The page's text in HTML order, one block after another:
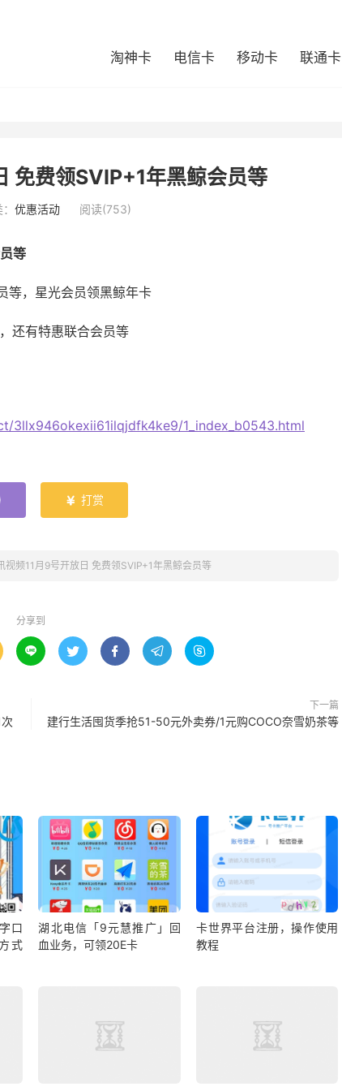
淘神卡 电信卡 移动卡 联通卡
免费领SVIP+1年黑鲸会员等
优惠活动 阅读(753)
等
等，星光会员领黑鲸年卡
还有特惠联合会员等
3llx946okexii61ilqjdfk4ke9/1_index_b0543.html
 打赏
视频11月9号开放日 免费领SVIP+1年黑鲸会员等
分享到
    
下一篇
建行生活囤货季抢51-50元外卖券/1元购COCO奈雪奶茶等
口
式
湖北电信「9元慧推广」回
血业务，可领20E卡
卡世界平台注册，操作使用
教程